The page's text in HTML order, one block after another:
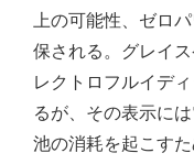
上の可能性、ゼロ
保される。グレイ
レクトロフルイデ
るが、その表示に
池の消耗を起こす